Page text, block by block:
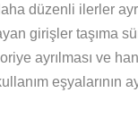
düzenli ilerler
girişler taşıma
ayrılması ve
eşyalarının